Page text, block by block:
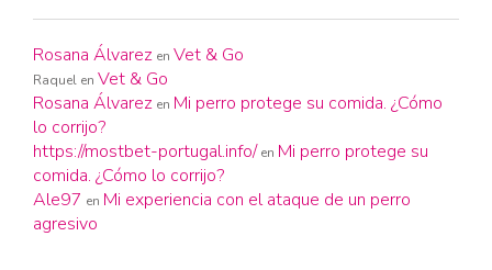
Rosana Álvarez en Vet & Go
Raquel en Vet & Go
Rosana Álvarez en Mi perro protege su comida. ¿Cómo
lo corrijo?
https://mostbet-portugal.info/ en Mi perro protege su
comida. ¿Cómo lo corrijo?
Ale97 en Mi experiencia con el ataque de un perro
agresivo